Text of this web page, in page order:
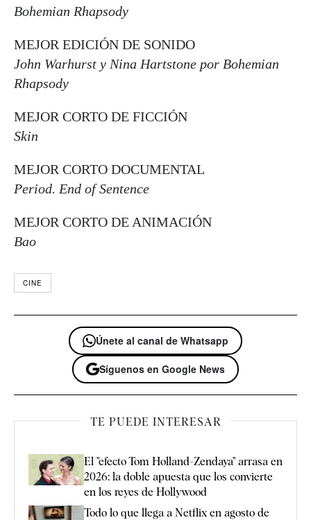
Bohemian Rhapsody
MEJOR EDICIÓN DE SONIDO
John Warhurst y Nina Hartstone por Bohemian
Rhapsody
MEJOR CORTO DE FICCIÓN
Skin
MEJOR CORTO DOCUMENTAL
Period. End of Sentence
MEJOR CORTO DE ANIMACIÓN
Bao
CINE
Únete al canal de Whatsapp
Síguenos en Google News
TE PUEDE INTERESAR
El "efecto Tom Holland-Zendaya" arrasa en
2026: la doble apuesta que los convierte
en los reyes de Hollywood
Todo lo que llega a Netflix en agosto de